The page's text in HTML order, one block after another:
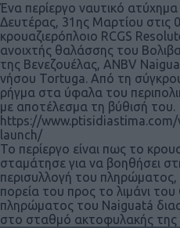
Ένα περίεργο ναυτικό
Δευτέρας, 31ης Μαρτίου στις
κρουαζιερόπλοιο RCGS
ανοιχτής θαλάσσης του
της Βενεζουέλας, ANBV
νήσου Tortuga. Από τη
ρήγμα στα ύφαλα του
με αποτέλεσμα τη βύθισή του.
https://
launch/
Το περίεργο είναι πως το
σταμάτησε για να βοηθήσει
περισυλλογή του
πορεία του προς το λιμάνι
πληρώματος του Naiguatá
στο σταθμό ακτοφυλακής της